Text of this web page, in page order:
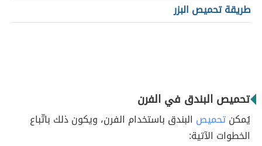
طريقة تحميص البزر
تحميص البندق في الفرن
يُمكنتحميص البندق باستخدام الفرن، ويكون ذلك باتّباع
الخطوات الآتية: